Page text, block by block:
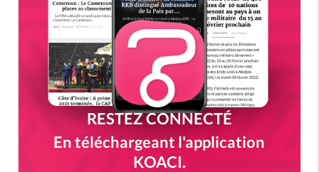
RESTEZ CONNECTÉ
En téléchargeant l'application
KOACI.